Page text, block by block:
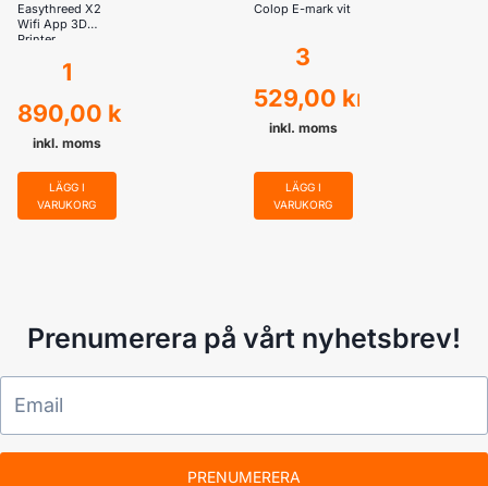
Easythreed X2
Wifi App 3D
Printer
1
890,00 kr
inkl. moms
LÄGG I
VARUKORG
Colop E-mark vit
3
529,00 kr
inkl. moms
LÄGG I
VARUKORG
Prenumerera på vårt nyhetsbrev!
PRENUMERERA